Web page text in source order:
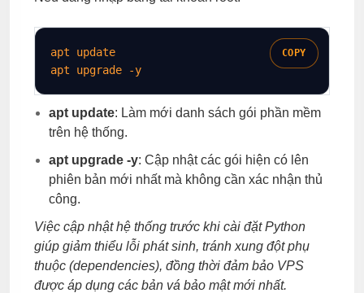
apt update
apt upgrade
-y
COPY
apt update: Làm mới danh sách gói phần mềm
trên hệ thống.
apt upgrade -y: Cập nhật các gói hiện có lên
phiên bản mới nhất mà không cần xác nhận thủ
công.
Việc cập nhật hệ thống trước khi cài đặt Python
giúp giảm thiểu lỗi phát sinh, tránh xung đột phụ
thuộc (dependencies), đồng thời đảm bảo VPS
được áp dụng các bản vá bảo mật mới nhất.